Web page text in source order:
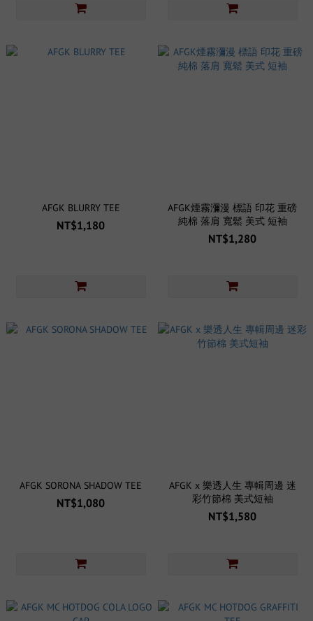
AFGK BLURRY TEE
NT$1,180
AFGK煙霧瀰漫 標語 印花 重磅
純棉 落肩 寬鬆 美式 短袖
NT$1,280
AFGK SORONA SHADOW TEE
NT$1,080
AFGK x 樂透人生 專輯周邊 迷
彩竹節棉 美式短袖
NT$1,580